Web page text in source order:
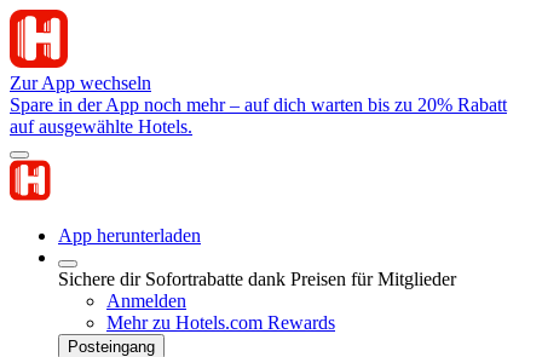
Zur App wechseln
Spare in der App noch mehr – auf dich warten bis zu 20% Rabatt
auf ausgewählte Hotels.
App herunterladen
Sichere dir Sofortrabatte dank Preisen für Mitglieder
Anmelden
Mehr zu Hotels.com Rewards
Posteingang